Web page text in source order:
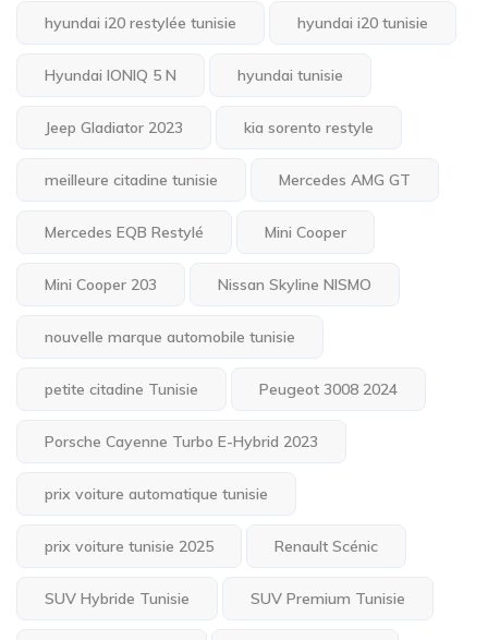
hyundai i20 restylée tunisie hyundai i20 tunisie
Hyundai IONIQ 5 N hyundai tunisie
Jeep Gladiator 2023 kia sorento restyle
meilleure citadine tunisie Mercedes AMG GT
Mercedes EQB Restylé Mini Cooper
Mini Cooper 203 Nissan Skyline NISMO
nouvelle marque automobile tunisie
petite citadine Tunisie Peugeot 3008 2024
Porsche Cayenne Turbo E-Hybrid 2023
prix voiture automatique tunisie
prix voiture tunisie 2025 Renault Scénic
SUV Hybride Tunisie SUV Premium Tunisie